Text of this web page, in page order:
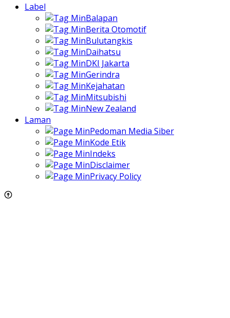
Label
Balapan
Berita Otomotif
Bulutangkis
Daihatsu
DKI Jakarta
Gerindra
Kejahatan
Mitsubishi
New Zealand
Laman
Pedoman Media Siber
Kode Etik
Indeks
Disclaimer
Privacy Policy